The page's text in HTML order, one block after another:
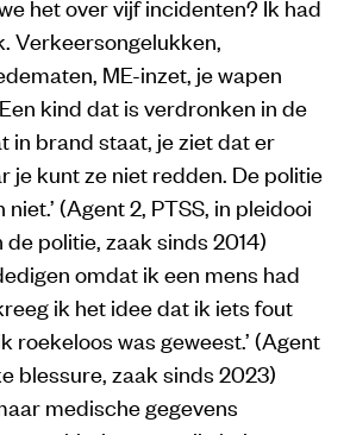
het over vijf incidenten? Ik had
Verkeersongelukken,
ME-inzet, je wapen
kind dat is verdronken in de
in brand staat, je ziet dat er
je kunt ze niet redden. De politie
(Agent 2, PTSS, in pleidooi
politie, zaak sinds 2014)
omdat ik een mens had
ik het idee dat ik iets fout
roekeloos was geweest.’ (Agent
blessure, zaak sinds 2023)
medische gegevens